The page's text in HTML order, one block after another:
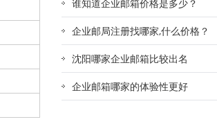
谁知道企业邮箱价格是多少？
企业邮局注册找哪家,什么价格？
沈阳哪家企业邮箱比较出名
企业邮箱哪家的体验性更好